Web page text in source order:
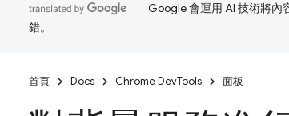
Google 會運用 AI 技術將內
錯。
首頁 Docs Chrome DevTools 面板